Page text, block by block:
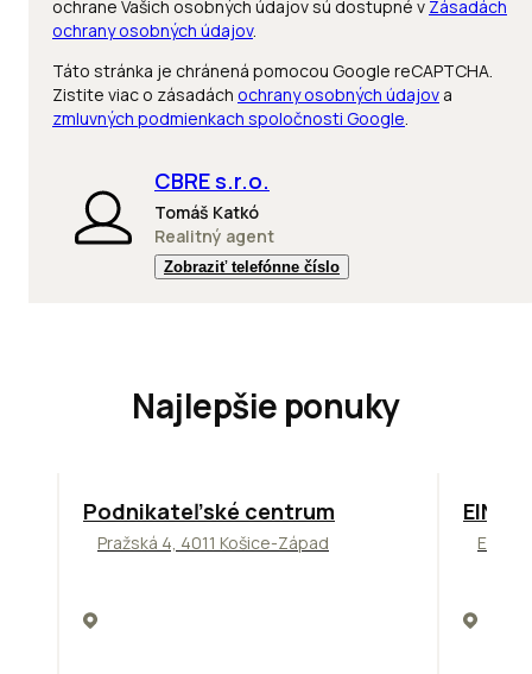
ochrane Vašich osobných údajov sú dostupné v Zásadách
ochrany osobných údajov.
Táto stránka je chránená pomocou Google reCAPTCHA.
Zistite viac o zásadách ochrany osobných údajov a
zmluvných podmienkach spoločnosti Google.
CBRE s.r.o.
Tomáš Katkó
Realitný agent
Zobraziť telefónne číslo
Najlepšie ponuky
ODPORÚČAME
Podnikateľské centrum
Pražská 4, 4011 Košice-Západ
TOP